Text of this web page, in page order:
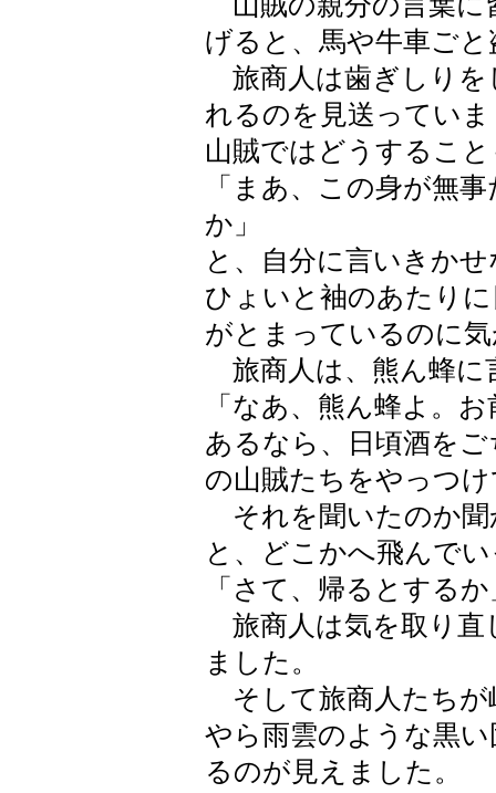
げると、馬や牛車ご
旅商人は歯ぎしりを
れるのを見送ってい
山賊ではどうするこ
「まあ、この身が無
か」
と、自分に言いきか
ひょいと袖のあたり
がとまっているのに
旅商人は、熊ん蜂に
「なあ、熊ん蜂よ。
あるなら、日頃酒を
の山賊たちをやっつ
それを聞いたのか聞
と、どこかへ飛んで
「さて、帰るとするか
旅商人は気を取り直
ました。
そして旅商人たちが
やら雨雲のような黒
るのが見えました。